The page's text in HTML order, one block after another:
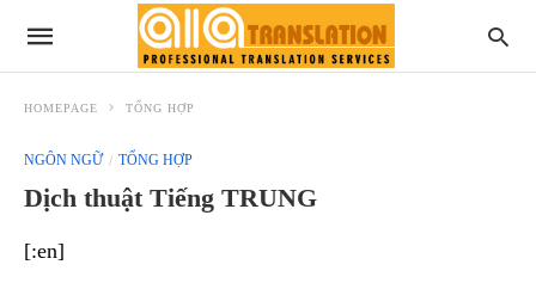
HOMEPAGE TỔNG HỢP
NGÔN NGỮ TỔNG HỢP
Dịch thuật Tiếng TRUNG
[:en]